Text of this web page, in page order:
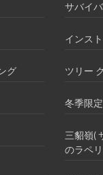
グ
サバイ
インス
ツリー
冬季限
三貂嶺(
のラペ